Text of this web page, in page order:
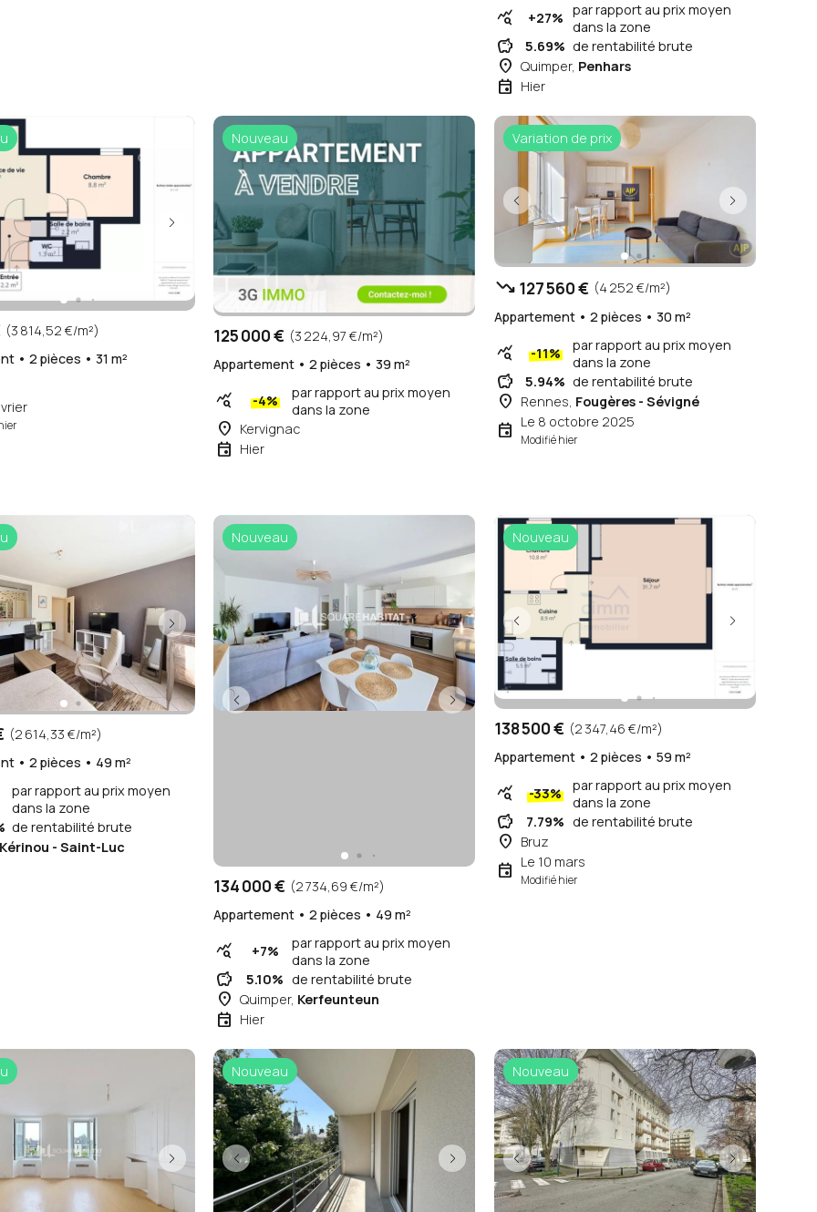
query_stats +27% par rapport au prix moyen
dans la zone
savings 5.69% de rentabilité brute
place Quimper, Penhars
event Hier
(3 814,52 €/m²)
• 2 pièces • 31 m²
Nouveau
125 000 € (3 224,97 €/m²)
Appartement • 2 pièces • 39 m²
query_stats -4%
par rapport au prix moyen
dans la zone
place Kervignac
event Hier
Variation de prix
trending_down 127 560 € (4 252 €/m²)
Appartement • 2 pièces • 30 m²
query_stats -11%
par rapport au prix moyen
dans la zone
savings 5.94% de rentabilité brute
place Rennes, Fougères - Sévigné
event Le 8 octobre 2025
Modifié hier
(2 614,33 €/m²)
• 2 pièces • 49 m²
par rapport au prix moyen
dans la zone
de rentabilité brute
Kérinou - Saint-Luc
Nouveau
134 000 € (2 734,69 €/m²)
Appartement • 2 pièces • 49 m²
query_stats +7%
par rapport au prix moyen
dans la zone
savings 5.10% de rentabilité brute
place Quimper, Kerfeunteun
event Hier
Nouveau
138 500 € (2 347,46 €/m²)
Appartement • 2 pièces • 59 m²
query_stats -33%
par rapport au prix moyen
dans la zone
savings 7.79% de rentabilité brute
place Bruz
event Le 10 mars
Modifié hier
Nouveau Nouveau